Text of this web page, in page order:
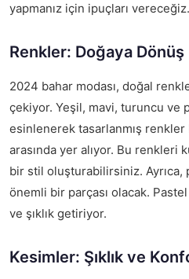
yapmanız için ipuçları vereceğiz.
Renkler: Doğaya Dönüş
2024 bahar modası, doğal
çekiyor. Yeşil, mavi, turuncu ve
esinlenerek tasarlanmış
arasında yer alıyor. Bu renkleri
bir stil oluşturabilirsiniz.
önemli bir parçası olacak.
ve şıklık getiriyor.
Kesimler: Şıklık ve